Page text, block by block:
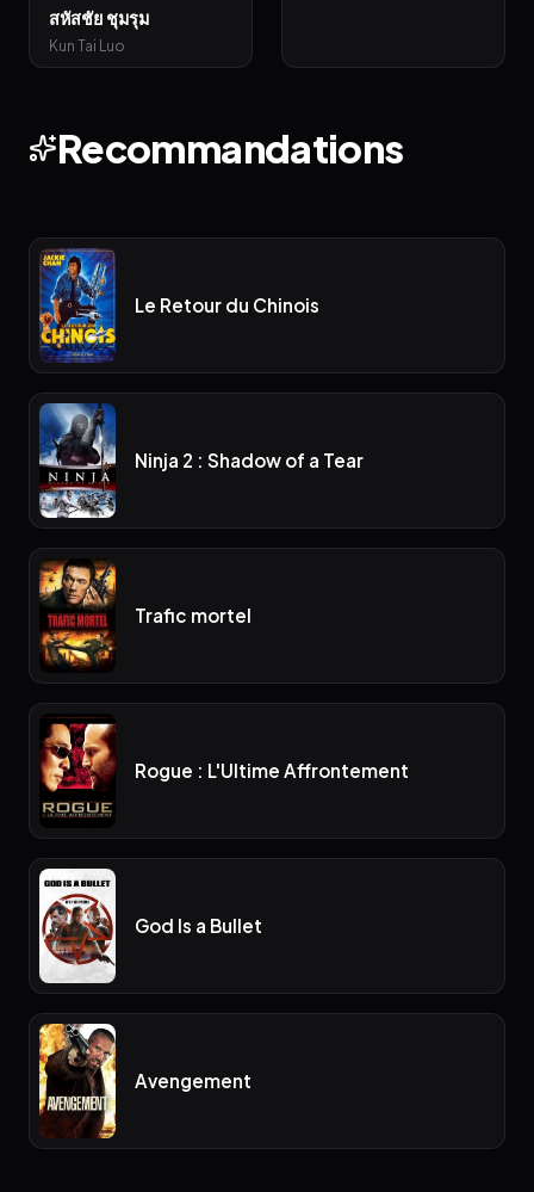
สหัสชัย ชุมรุม
Kun Tai Luo
Recommandations
Le Retour du Chinois
Ninja 2 : Shadow of a Tear
Trafic mortel
Rogue : L'Ultime Affrontement
God Is a Bullet
Avengement